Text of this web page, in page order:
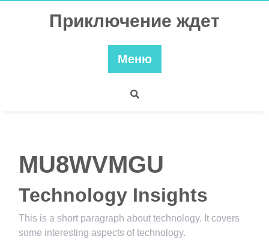
Приключение ждет
Меню
MU8WVMGU
Technology Insights
This is a short paragraph about technology. It covers
some interesting aspects of technology.